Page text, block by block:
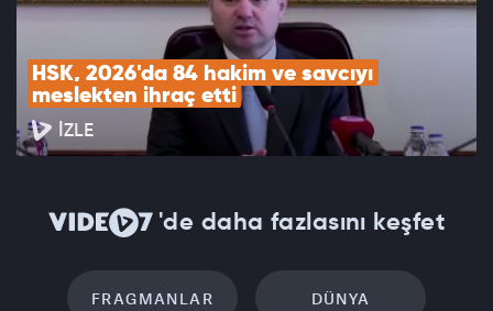
HSK, 2026'da 84 hakim ve savcıyı
meslekten ihraç etti
İZLE
'de daha fazlasını keşfet
FRAGMANLAR DÜNYA